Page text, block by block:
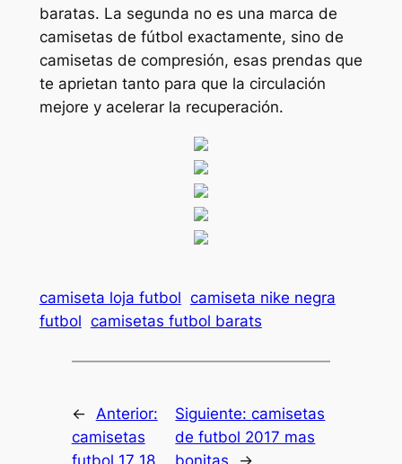
baratas. La segunda no es una marca de
camisetas de fútbol exactamente, sino de
camisetas de compresión, esas prendas que
te aprietan tanto para que la circulación
mejore y acelerar la recuperación.
camiseta loja futbol camiseta nike negra
futbol camisetas futbol barats
← Anterior:
camisetas
Siguiente:camisetas
de futbol 2017 mas